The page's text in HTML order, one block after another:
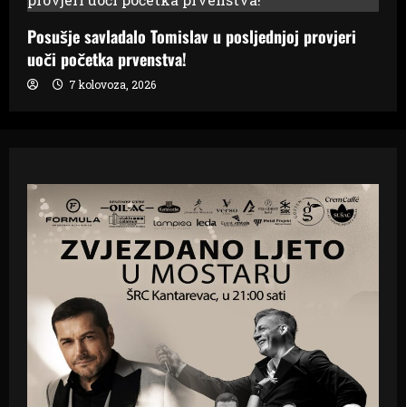
Posušje savladalo Tomislav u posljednjoj provjeri
uoči početka prvenstva!
7 kolovoza, 2026